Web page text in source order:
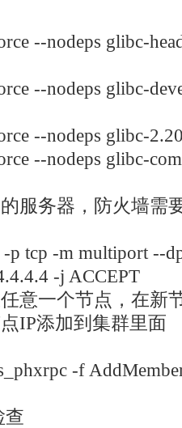
--nodeps glibc-
--nodeps glibc-
--nodeps glibc-
--nodeps glibc-
务器，防火墙需
tcp -m multiport --
-j ACCEPT
一个节点，在新
IP添加到集群里面
-f